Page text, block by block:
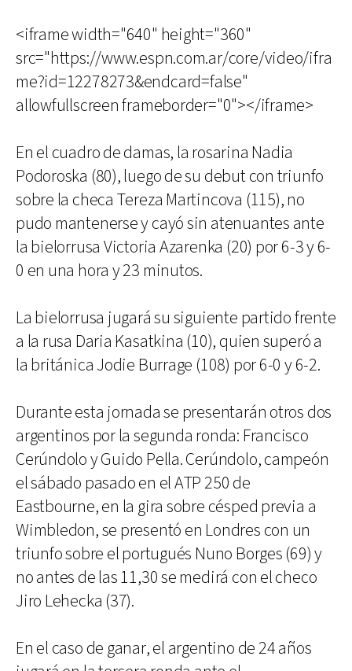
<iframe width="640" height="360"
src="https://www.espn.com.ar/core/video/ifra
me?id=12278273&endcard=false"
allowfullscreen frameborder="0"></iframe>
En el cuadro de damas, la rosarina Nadia
Podoroska (80), luego de su debut con triunfo
sobre la checa Tereza Martincova (115), no
pudo mantenerse y cayó sin atenuantes ante
la bielorrusa Victoria Azarenka (20) por 6-3 y 6-
0 en una hora y 23 minutos.
La bielorrusa jugará su siguiente partido frente
a la rusa Daria Kasatkina (10), quien superó a
la británica Jodie Burrage (108) por 6-0 y 6-2.
Durante esta jornada se presentarán otros dos
argentinos por la segunda ronda: Francisco
Cerúndolo y Guido Pella. Cerúndolo, campeón
el sábado pasado en el ATP 250 de
Eastbourne, en la gira sobre césped previa a
Wimbledon, se presentó en Londres con un
triunfo sobre el portugués Nuno Borges (69) y
no antes de las 11,30 se medirá con el checo
Jiro Lehecka (37).
En el caso de ganar, el argentino de 24 años